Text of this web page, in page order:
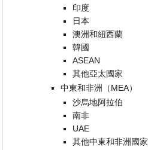
印度
日本
澳洲和紐西蘭
韓國
ASEAN
其他亞太國家
中東和非洲（MEA）
沙烏地阿拉伯
南非
UAE
其他中東和非洲國家